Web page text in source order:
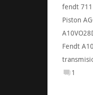
fendt
Piston
Fendt
1